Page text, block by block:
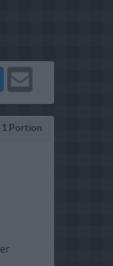
Send
1 Portion